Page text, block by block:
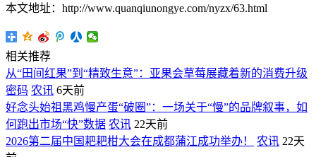
本文地址：http://www.quanqiunongye.com/nyzx/63.html
相关推荐
从“田间红果”到“精致生意”：亚果会草莓展藏着新的消费升级
密码 农讯 6天前
好念头始祖黑鸡慢产蛋“破圈”：一场关于“慢”的品牌叙事，如
何跑出市场“快”数据 农讯 22天前
2026第二届中国耙耙柑大会在成都蒲江成功举办！
农讯 22天